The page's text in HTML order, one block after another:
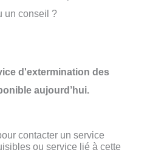
un conseil ?
d'extermination des
aujourd’hui.
contacter un service
ou service lié à cette